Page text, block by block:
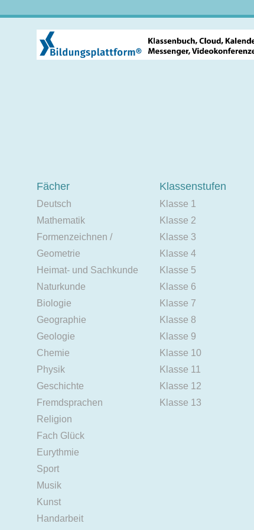
Fächer
Deutsch
Mathematik
Formenzeichnen /
Geometrie
Heimat- und Sachkunde
Naturkunde
Biologie
Geographie
Geologie
Chemie
Physik
Geschichte
Fremdsprachen
Religion
Fach Glück
Eurythmie
Sport
Musik
Kunst
Handarbeit
Klassenstufen
Klasse 1
Klasse 2
Klasse 3
Klasse 4
Klasse 5
Klasse 6
Klasse 7
Klasse 8
Klasse 9
Klasse 10
Klasse 11
Klasse 12
Klasse 13